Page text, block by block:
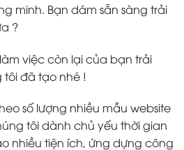
minh. Bạn dám sẵn sàng trải
?
việc còn lại của bạn trải
đã tạo nhé !
số lượng nhiều mẫu website
tôi dành chủ yếu thời gian
nhiều tiện ích, ứng dựng công